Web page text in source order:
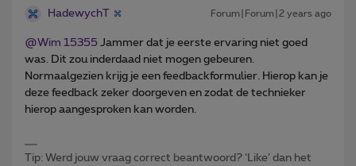
HadewychT Forum|Forum|2 years ago
@Wim 15355 Jammer dat je eerste ervaring niet goed
was. Dit zou inderdaad niet mogen gebeuren.
Normaalgezien krijg je een feedbackformulier. Hierop kan je
deze feedback zeker doorgeven en zodat de technieker
hierop aangesproken kan worden.
Tip: Werd jouw vraag correct beantwoord? ‘Like’ dan het